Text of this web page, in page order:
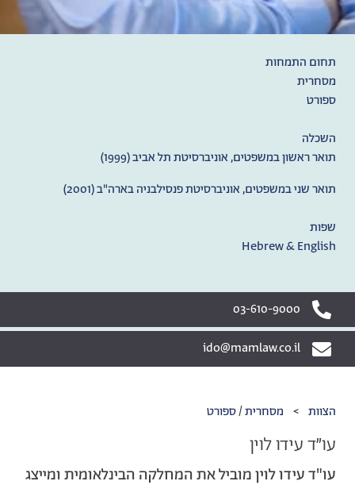
תחום התמחות
‫מסחרית‬
ספורט
השכלה
תואר ראשון במשפטים, אוניברסיטת תל אביב (1999)
תואר שני במשפטים, אוניברסיטת פנסילבניה בארה"ב (2001)
שפות
Hebrew & English
03-610-9000
ido@mamlaw.co.il
הצוות > ‫מסחרית‬/ספורט
עו״ד עידו לוין
עו"ד עידו לוין מוביל את המחלקה הבינלאומית ומייצג